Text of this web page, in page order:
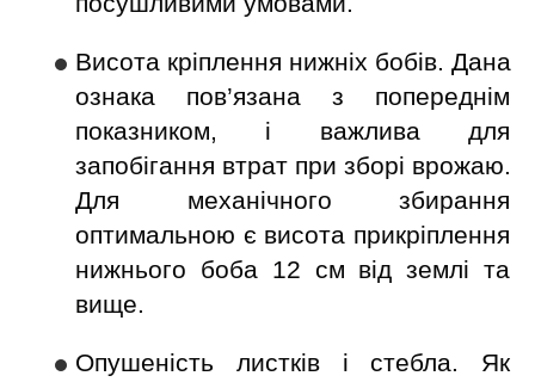
Висота кріплення нижніх бобів. Дана
ознака пов’язана з попереднім
показником, і важлива для
запобігання втрат при зборі врожаю.
Для механічного збирання
оптимальною є висота прикріплення
нижнього боба 12 см від землі та
вище.
Опушеність листків і стебла. Як